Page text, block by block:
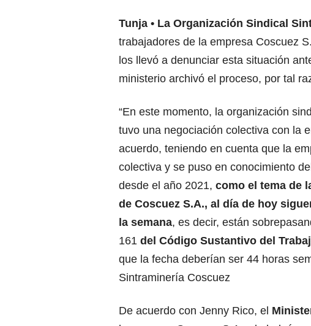
Tunja La Organización Sindical
trabajadores de la empresa Coscuez
los llevó a denunciar esta situación
ministerio archivó el proceso, por tal
“En este momento, la organización
tuvo una negociación colectiva con la
acuerdo, teniendo en cuenta que la
colectiva y se puso en conocimiento
desde el año 2021, como el tema de
de Coscuez S.A., al día de hoy
la semana, es decir, están
161 del Código Sustantivo del
que la fecha deberían ser 44 horas
Sintraminería Coscuez
De acuerdo con Jenny Rico, el